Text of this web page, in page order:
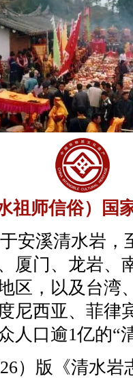
祖师信俗）国
安溪清水岩，
厦门、龙岩、
区，以及台湾
尼西亚、菲律
人口逾1亿的“
）版《清水